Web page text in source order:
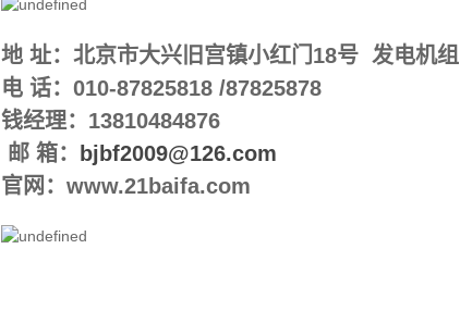
地 址：北京市大兴旧宫镇小红门18号 发电机组
电 话：010-87825818 /87825878
钱经理：13810484876
邮 箱：
bjbf2009@126.com
官网：www.21baifa.com